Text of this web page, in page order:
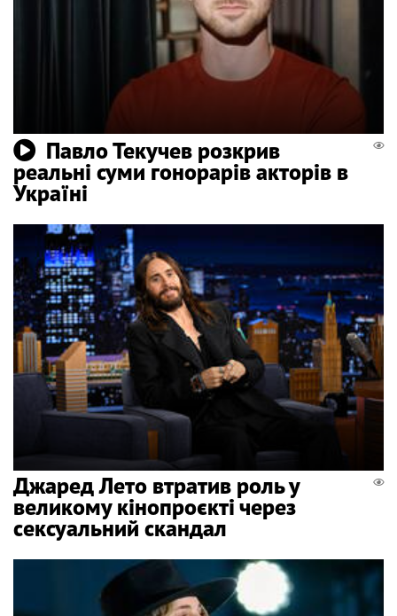
Павло Текучев розкрив
реальні суми гонорарів акторів в
Україні
Джаред Лето втратив роль у
великому кінопроєкті через
сексуальний скандал